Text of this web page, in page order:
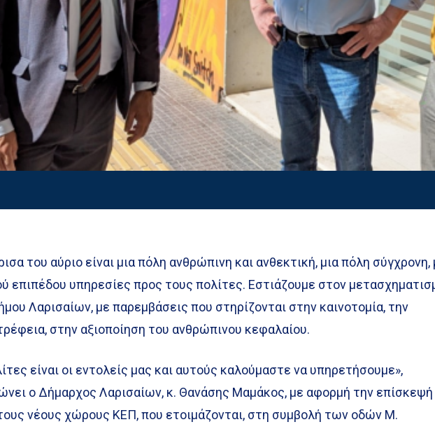
του αύριο είναι μια πόλη ανθρώπινη και ανθεκτική, μια πόλη σύγχρονη,
επιπέδου υπηρεσίες προς τους πολίτες. Εστιάζουμε στον
Λαρισαίων, με παρεμβάσεις που στηρίζονται στην καινοτομία, την
στην αξιοποίηση του ανθρώπινου κεφαλαίου.
είναι οι εντολείς μας και αυτούς καλούμαστε να υπηρετήσουμε»,
ο Δήμαρχος Λαρισαίων, κ. Θανάσης Μαμάκος, με αφορμή την επίσκεψή
νέους χώρους ΚΕΠ, που ετοιμάζονται, στη συμβολή των οδών Μ.